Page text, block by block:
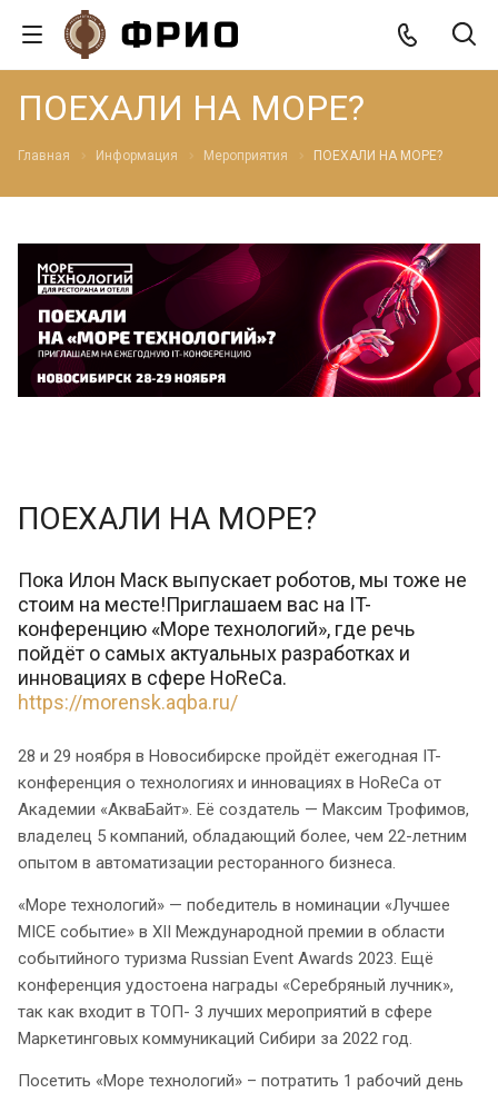
ПОЕХАЛИ НА МОРЕ?
Главная Информация Мероприятия ПОЕХАЛИ НА МОРЕ?
ПОЕХАЛИ НА МОРЕ?
Пока Илон Маск выпускает роботов, мы тоже не
стоим на месте!Приглашаем вас на IT-
конференцию «Море технологий», где речь
пойдёт о самых актуальных разработках и
инновациях в сфере HoReCa.
https://morensk.aqba.ru/
28 и 29 ноября в Новосибирске пройдёт ежегодная IT-
конференция о технологиях и инновациях в HoReCa от
Академии «АкваБайт». Её создатель — Максим Трофимов,
владелец 5 компаний, обладающий более, чем 22-летним
опытом в автоматизации ресторанного бизнеса.
«Море технологий» — победитель в номинации «Лучшее
MICE событие‎» в XII Международной премии в области
событийного туризма Russian Event Awards 2023. Ещё
конференция удостоена награды «Серебряный лучник»,
так как входит в ТОП- 3 лучших мероприятий в сфере
Маркетинговых коммуникаций Сибири за 2022 год.
Посетить «Море технологий» – потратить 1 рабочий день